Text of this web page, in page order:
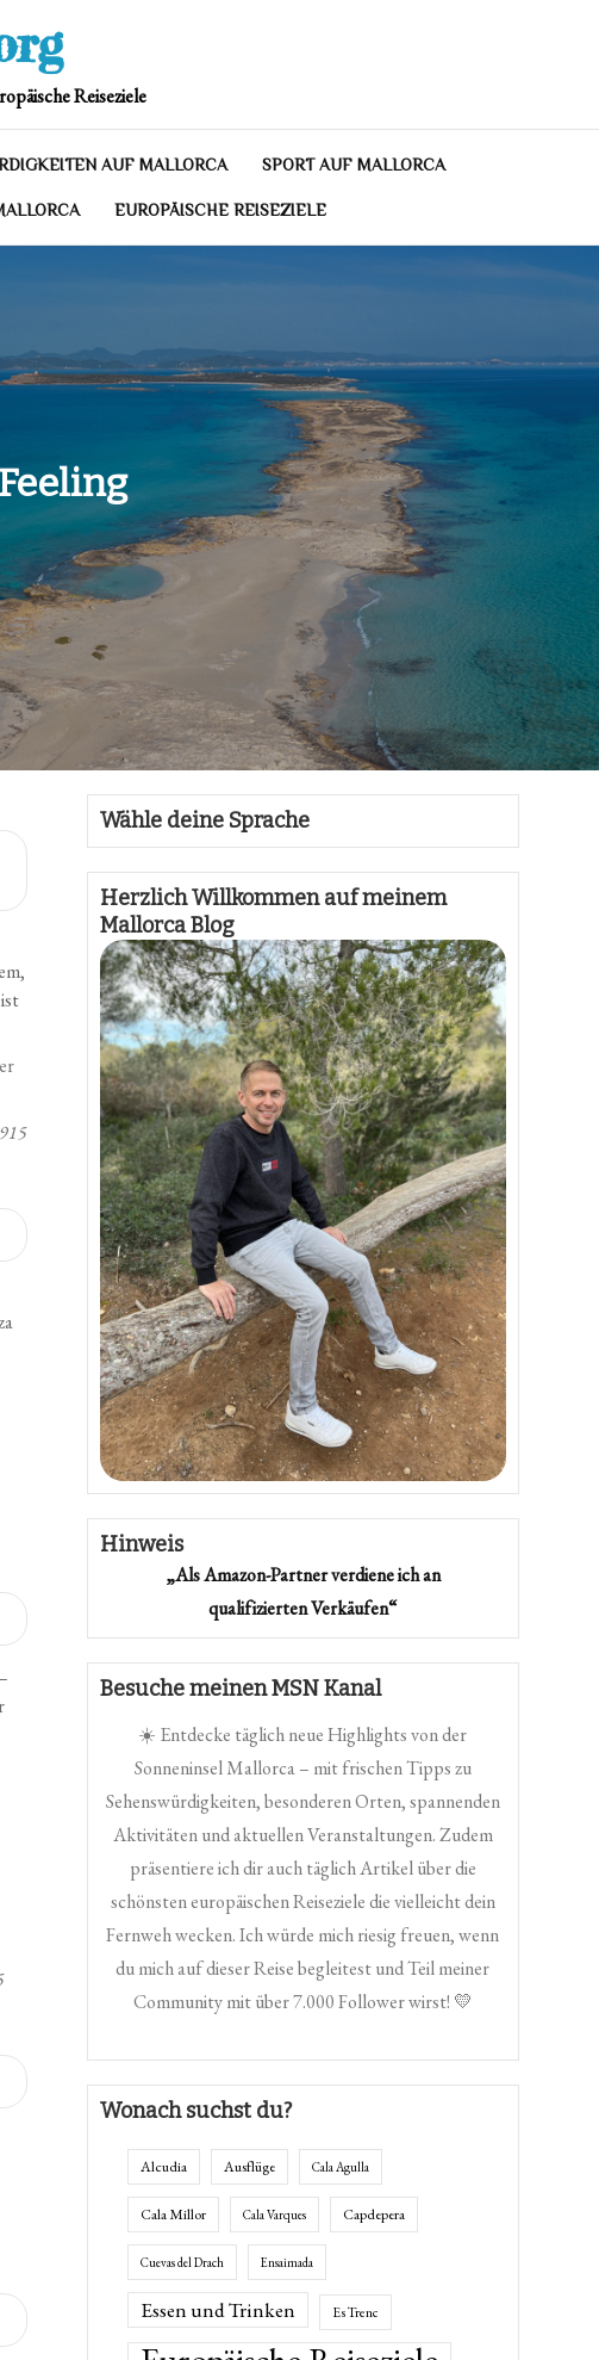
Reiseziele
AUF MALLORCA SPORT AUF MALLORCA
EUROPÄISCHE REISEZIELE
Wähle deine Sprache
Herzlich Willkommen auf meinem
Mallorca Blog
Hinweis
„Als Amazon-Partner verdiene ich an
qualifizierten Verkäufen“
Besuche meinen MSN Kanal
☀️ Entdecke täglich neue Highlights von der
Sonneninsel Mallorca – mit frischen Tipps zu
Sehenswürdigkeiten, besonderen Orten, spannenden
Aktivitäten und aktuellen Veranstaltungen. Zudem
präsentiere ich dir auch täglich Artikel über die
schönsten europäischen Reiseziele die vielleicht dein
Fernweh wecken. Ich würde mich riesig freuen, wenn
du mich auf dieser Reise begleitest und Teil meiner
Community mit über 7.000 Follower wirst! 💛
Wonach suchst du?
Alcudia Ausflüge Cala Agulla
Cala Millor Cala Varques Capdepera
Cuevas del Drach Ensaimada
Essen und Trinken Es Trenc